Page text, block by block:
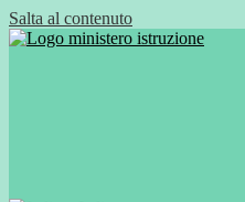
Salta al contenuto